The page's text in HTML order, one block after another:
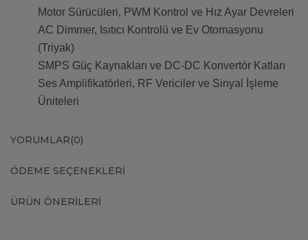
Motor Sürücüleri, PWM Kontrol ve Hız Ayar Devreleri
AC Dimmer, Isıtıcı Kontrolü ve Ev Otomasyonu
(Triyak)
SMPS Güç Kaynakları ve DC-DC Konvertör Katları
Ses Amplifikatörleri, RF Vericiler ve Sinyal İşleme
Üniteleri
YORUMLAR(0)
ÖDEME SEÇENEKLERI
ÜRÜN ÖNERILERI